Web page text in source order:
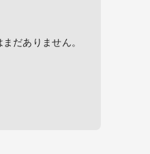
だありません。